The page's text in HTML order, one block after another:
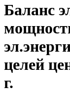
Баланс
целей
г.